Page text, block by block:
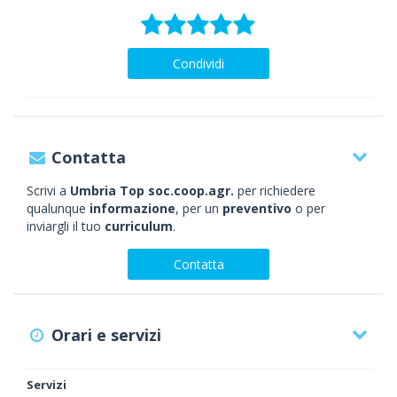
Condividi
Contatta
Scrivi a Umbria Top soc.coop.agr. per richiedere
qualunque informazione, per un preventivo o per
inviargli il tuo curriculum.
Contatta
Orari e servizi
Servizi